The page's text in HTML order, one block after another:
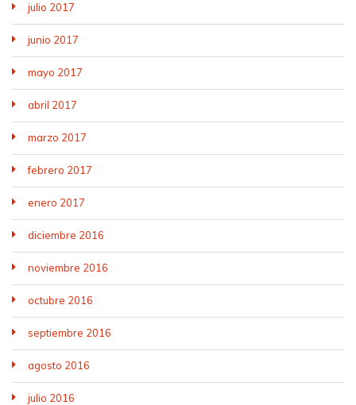
julio 2017
junio 2017
mayo 2017
abril 2017
marzo 2017
febrero 2017
enero 2017
diciembre 2016
noviembre 2016
octubre 2016
septiembre 2016
agosto 2016
julio 2016